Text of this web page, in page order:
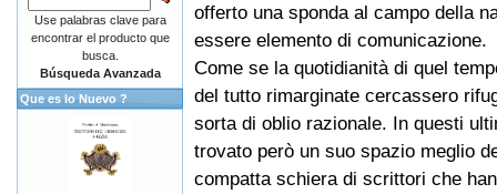
offerto una sponda al campo della
essere elemento di comunicazione.
Come se la quotidianità di quel
del tutto rimarginate cercassero
sorta di oblio razionale. In questi
trovato però un suo spazio meglio
compatta schiera di scrittori che
Use palabras clave para
encontrar el producto que
busca.
Búsqueda Avanzada
Que es lo Nuevo ?